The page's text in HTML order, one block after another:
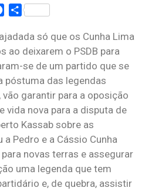
Facebook
Share
só que os Cunha Lima
ao deixarem o PSDB para
se de um partido que se
póstuma das legendas
vão garantir para a oposição
vida nova para a disputa de
Kassab sobre as
Pedro e a Cássio Cunha
novas terras e assegurar
uma legenda que tem
e, de quebra, assistir